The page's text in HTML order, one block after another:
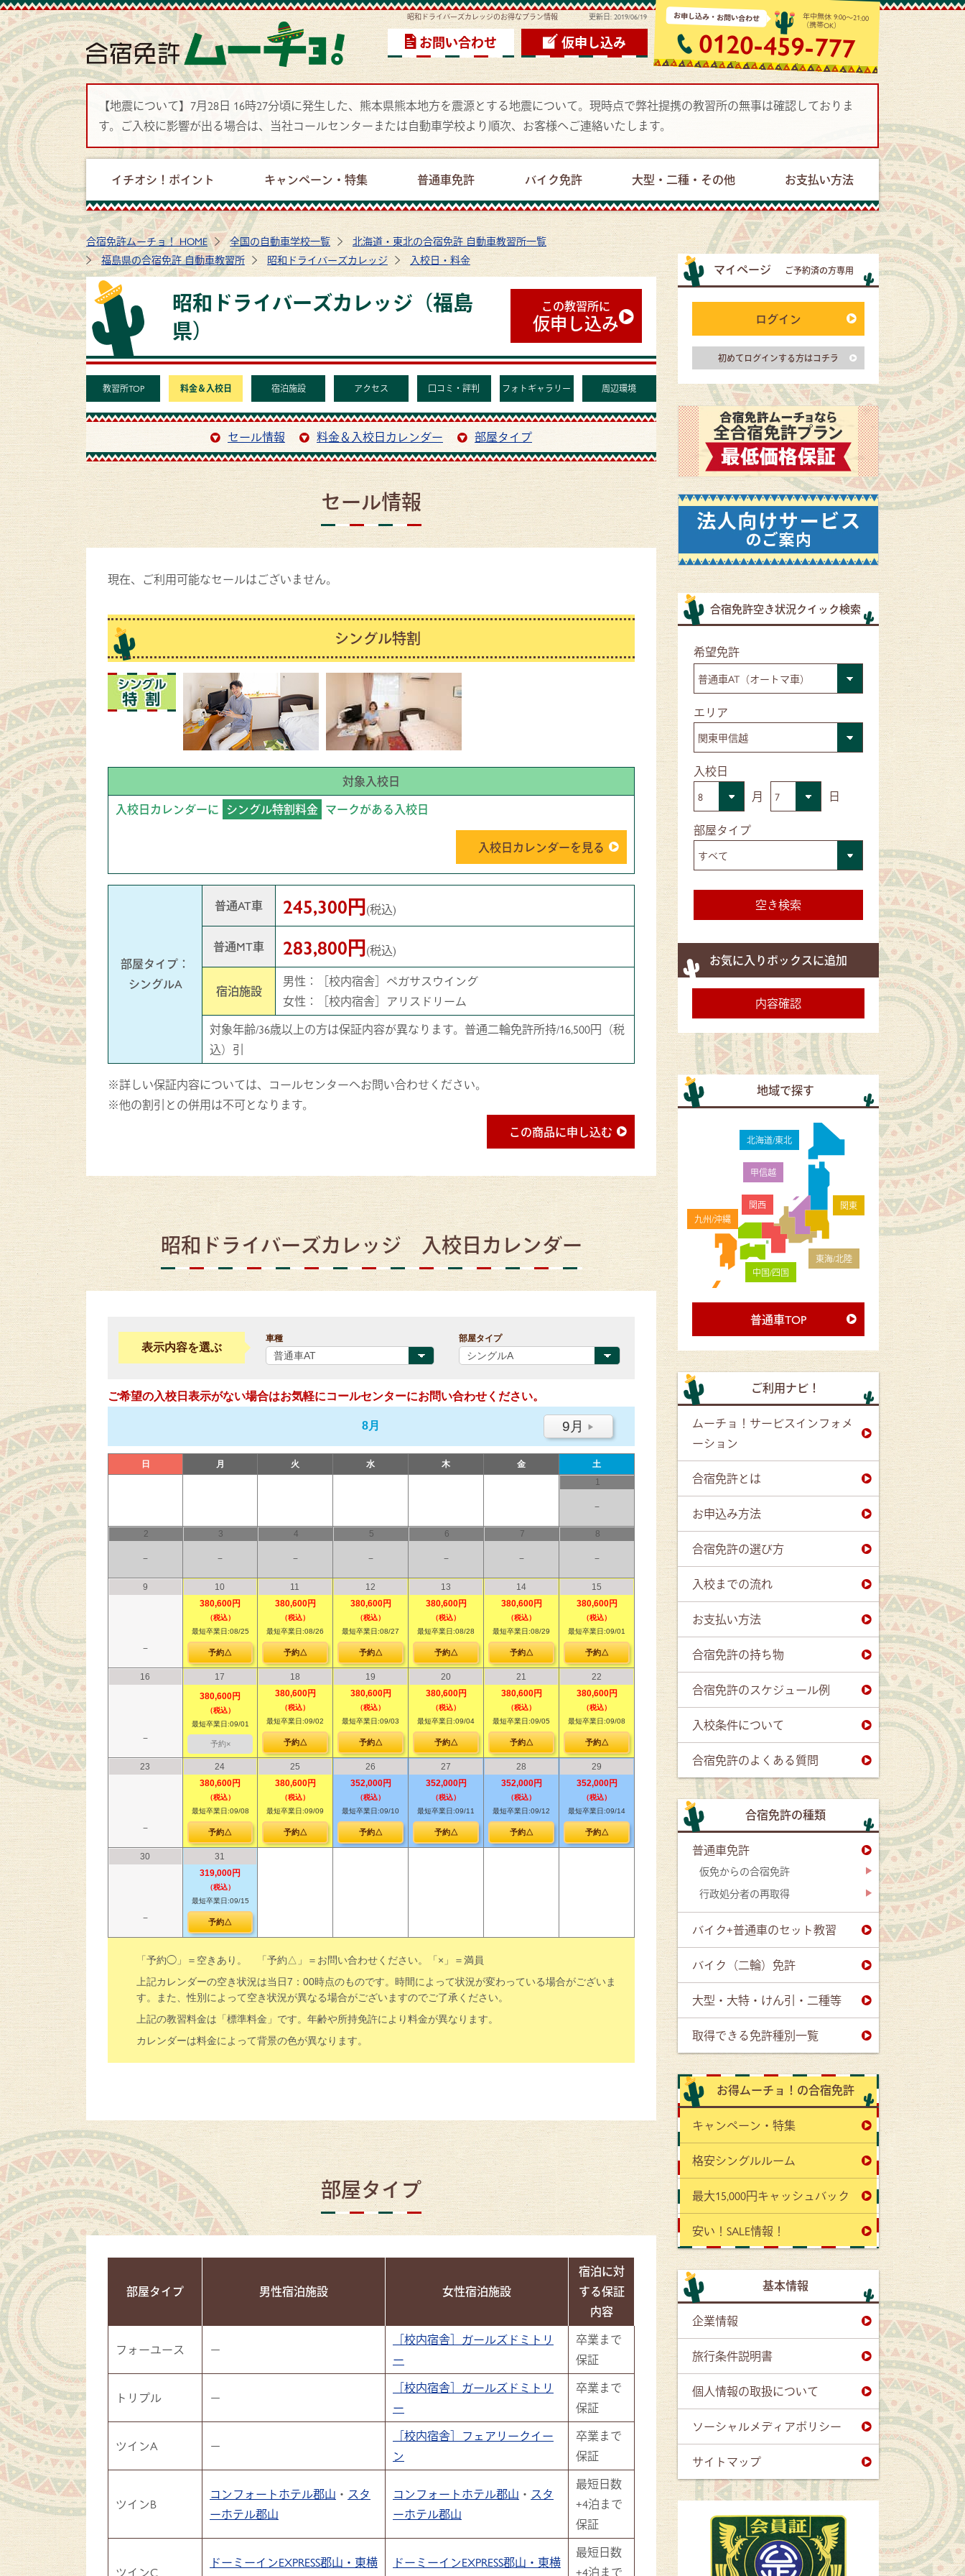
昭和ドライバーズカレッジのお得なプラン情報 更新日: 2019/06/19
お問い合わせ 仮申し込み
お申し込み・お問い合わせ 年中無休 9:00～21:00
（携帯OK）
0120-459-777
【地震について】7月28日 16時27分頃に発生した、熊本県熊本地方を震源とする地震について。現時点で弊社提携の教習所の無事は確認しておりま
す。ご入校に影響が出る場合は、当社コールセンターまたは自動車学校より順次、お客様へご連絡いたします。
イチオシ！ポイント キャンペーン・特集 普通車免許 バイク免許 大型・二種・その他 お支払い方法
合宿免許ムーチョ！ HOME 全国の自動車学校一覧
北海道・東北の合宿免許 自動車教習所一覧
福島県の合宿免許 自動車教習所
昭和ドライバーズカレッジ 入校日・料金
昭和ドライバーズカレッジ（福島
県）
この教習所に
仮申し込み
教習所TOP 料金＆入校日 宿泊施設 アクセス 口コミ・評判 フォトギャラリー 周辺環境
セール情報 料金＆入校日カレンダー 部屋タイプ
セール情報
現在、ご利用可能なセールはございません。
シングル特割
対象入校日
入校日カレンダーに シングル特割料金 マークがある入校日
入校日カレンダーを見る
部屋タイプ：
シングルA
普通AT車 245,300円(税込)
普通MT車 283,800円(税込)
宿泊施設
男性：［校内宿舎］ペガサスウイング
女性：［校内宿舎］アリスドリーム
対象年齢/36歳以上の方は保証内容が異なります。普通二輪免許所持/16,500円（税
込）引
※詳しい保証内容については、コールセンターへお問い合わせください。
※他の割引との併用は不可となります。
この商品に申し込む
昭和ドライバーズカレッジ 入校日カレンダー
表示内容を選ぶ
車種 部屋タイプ
ご希望の入校日表示がない場合はお気軽にコールセンターにお問い合わせください。
8月 9月 ▶
日 月 火 水 木 金
土
1
−
2
−
3
−
4
−
5
−
6
−
7
−
8
−
9
−
10
380,600円
（税込）
最短卒業日:08/25
予約△
11
380,600円
（税込）
最短卒業日:08/26
予約△
12
380,600円
（税込）
最短卒業日:08/27
予約△
13
380,600円
（税込）
最短卒業日:08/28
予約△
14
380,600円
（税込）
最短卒業日:08/29
予約△
15
380,600円
（税込）
最短卒業日:09/01
予約△
16
−
17
380,600円
（税込）
最短卒業日:09/01
予約×
18
380,600円
（税込）
最短卒業日:09/02
予約△
19
380,600円
（税込）
最短卒業日:09/03
予約△
20
380,600円
（税込）
最短卒業日:09/04
予約△
21
380,600円
（税込）
最短卒業日:09/05
予約△
22
380,600円
（税込）
最短卒業日:09/08
予約△
23
−
24
380,600円
（税込）
最短卒業日:09/08
予約△
25
380,600円
（税込）
最短卒業日:09/09
予約△
26
352,000円
（税込）
最短卒業日:09/10
予約△
27
352,000円
（税込）
最短卒業日:09/11
予約△
28
352,000円
（税込）
最短卒業日:09/12
予約△
29
352,000円
（税込）
最短卒業日:09/14
予約△
30
−
31
319,000円
（税込）
最短卒業日:09/15
予約△
「予約◯」＝空きあり。 「予約△」＝お問い合わせください。「×」＝満員
上記カレンダーの空き状況は当日7：00時点のものです。時間によって状況が変わっている場合がございま
す。また、性別によって空き状況が異なる場合がございますのでご了承ください。
上記の教習料金は「標準料金」です。年齢や所持免許により料金が異なります。
カレンダーは料金によって背景の色が異なります。
部屋タイプ
部屋タイプ 男性宿泊施設 女性宿泊施設
宿泊に対
する保証
内容
フォーユース −
［校内宿舎］ガールズドミトリ
ー
卒業まで
保証
トリプル −
［校内宿舎］ガールズドミトリ
ー
卒業まで
保証
ツインA −
［校内宿舎］フェアリークイー
ン
卒業まで
保証
ツインB
コンフォートホテル郡山 ・ スタ
ーホテル郡山
コンフォートホテル郡山 ・ スタ
ーホテル郡山
最短日数
+4泊まで
保証
ツインC
ドーミーインEXPRESS郡山・ 東横
ドーミーインEXPRESS郡山・ 東横
最短日数
+4泊まで
マイページ ご予約済の方専用
ログイン
初めてログインする方はコチラ
合宿免許空き状況クイック検索
■希望免許
■エリア
■入校日
月
日
■部屋タイプ
お気に入りボックスに追加
地域で探す
北海道/東北
甲信越
関東
東海/北陸
関西
中国/四国
九州/沖縄
普通車TOP
ご利用ナビ！
ムーチョ！サービスインフォメ
ーション
合宿免許とは
お申込み方法
合宿免許の選び方
入校までの流れ
お支払い方法
合宿免許の持ち物
合宿免許のスケジュール例
入校条件について
合宿免許のよくある質問
合宿免許の種類
普通車免許
仮免からの合宿免許
行政処分者の再取得
バイク+普通車のセット教習
バイク（二輪）免許
大型・大特・けん引・二種等
取得できる免許種別一覧
お得ムーチョ！の合宿免許
キャンペーン・特集
格安シングルルーム
最大15,000円キャッシュバック
安い！SALE情報！
基本情報
企業情報
旅行条件説明書
個人情報の取扱について
ソーシャルメディアポリシー
サイトマップ